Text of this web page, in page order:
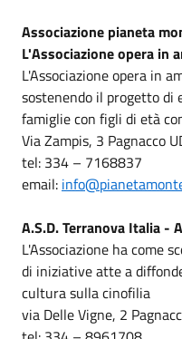
Associazione pianeta
L'Associazione opera in
L'Associazione opera in
sostenendo il progetto di
famiglie con figli di età
Via Zampis, 3 Pagnacco
tel: 334 – 7168837
email:
A.S.D. Terranova Italia -
L'Associazione ha come
di iniziative atte a
cultura sulla cinofilia
via Delle Vigne, 2